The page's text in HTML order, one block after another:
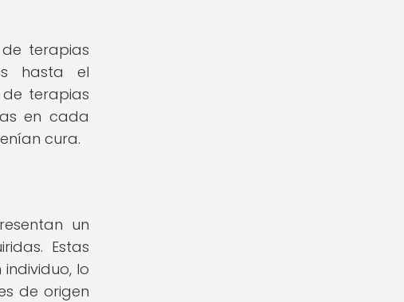
terapias
hasta el
terapias
en cada
cura.
un
Estas
lo
de origen